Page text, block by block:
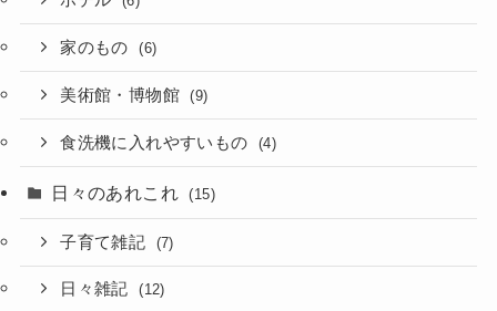
家のもの (6)
美術館・博物館 (9)
食洗機に入れやすいもの (4)
日々のあれこれ (15)
子育て雑記 (7)
日々雑記 (12)